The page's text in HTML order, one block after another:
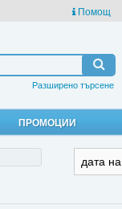
Помощ
Разширено търсене
ПРОМОЦИИ